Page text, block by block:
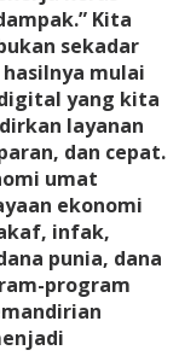
Kita
sekadar
mulai
yang kita
layanan
dan cepat.
umat
ekonomi
infak,
punia, dana
program